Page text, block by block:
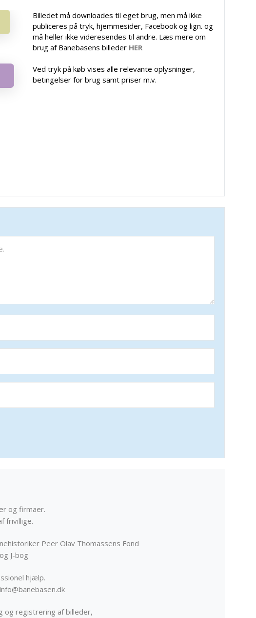
Billedet må downloades til eget brug, men må ikke
publiceres på tryk, hjemmesider, Facebook og lign. og
må heller ikke videresendes til andre. Læs mere om
brug af Banebasens billeder HER
Ved tryk på køb vises alle relevante oplysninger,
betingelser for brug samt priser m.v.
og firmaer.
frivillige.
Peer Olav Thomassens Fond
J-bog
hjælp.
og registrering af billeder,